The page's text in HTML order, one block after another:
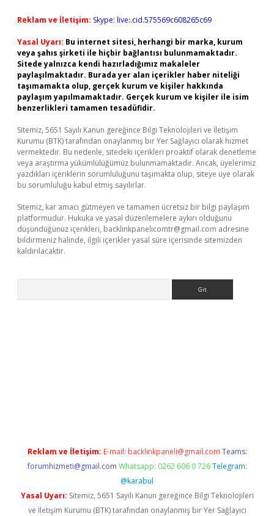
Reklam ve İletişim: Skype: live:.cid.575569c608265c69
Yasal Uyarı: Bu internet sitesi, herhangi bir marka, kurum
veya şahıs şirketi ile hiçbir bağlantısı bulunmamaktadır.
Sitede yalnızca kendi hazırladığımız makaleler
paylaşılmaktadır. Burada yer alan içerikler haber niteliği
taşımamakta olup, gerçek kurum ve kişiler hakkında
paylaşım yapılmamaktadır. Gerçek kurum ve kişiler ile isim
benzerlikleri tamamen tesadüfidir.
Sitemiz, 5651 Sayılı Kanun gereğince Bilgi Teknolojileri ve İletişim
Kurumu (BTK) tarafından onaylanmış bir Yer Sağlayıcı olarak hizmet
vermektedir. Bu nedenle, sitedeki içerikleri proaktif olarak denetleme
veya araştırma yükümlülüğümüz bulunmamaktadır. Ancak, üyelerimiz
yazdıkları içeriklerin sorumluluğunu taşımakta olup, siteye üye olarak
bu sorumluluğu kabul etmiş sayılırlar.
Sitemiz, kar amacı gütmeyen ve tamamen ücretsiz bir bilgi paylaşım
platformudur. Hukuka ve yasal düzenlemelere aykırı olduğunu
düşündüğünüz içerikleri, backlinkpanelicomtr@gmail.com adresine
bildirmeniz halinde, ilgili içerikler yasal süre içerisinde sitemizden
kaldırılacaktır.
Reklam ve İletişim: E-mail: backlinkpaneli@gmail.com Teams:
forumhizmeti@gmail.com Whatsapp: 0262 606 0 726 Telegram:
@karabul
Yasal Uyarı: Sitemiz, 5651 Sayılı Kanun gereğince Bilgi Teknolojileri
ve İletişim Kurumu (BTK) tarafından onaylanmış bir Yer Sağlayıcı